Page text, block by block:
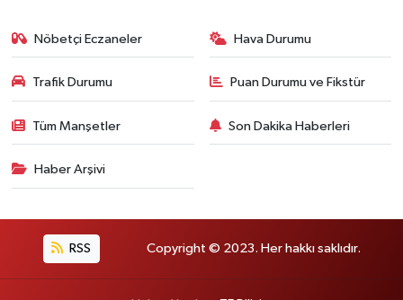
Nöbetçi Eczaneler Hava Durumu
Trafik Durumu Puan Durumu ve Fikstür
Tüm Manşetler Son Dakika Haberleri
Haber Arşivi
RSS Copyright © 2023. Her hakkı saklıdır.